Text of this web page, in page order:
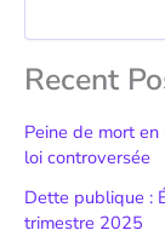
Recent
Peine de mort en
loi controversée
Dette publique :
trimestre 2025